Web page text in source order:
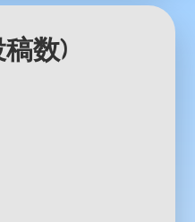
数)